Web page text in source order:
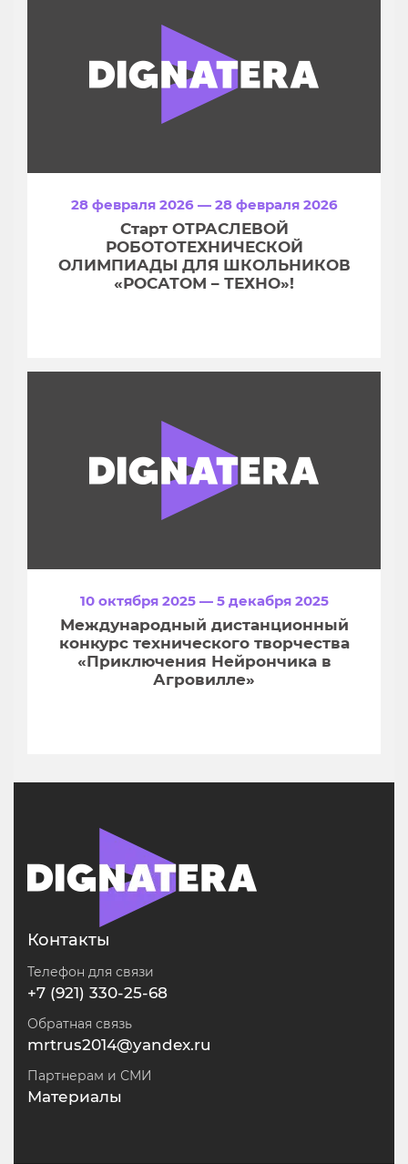
28 февраля 2026 — 28 февраля 2026
Старт ОТРАСЛЕВОЙ
РОБОТОТЕХНИЧЕСКОЙ
ОЛИМПИАДЫ ДЛЯ ШКОЛЬНИКОВ
«РОСАТОМ – ТЕХНО»!
10 октября 2025 — 5 декабря 2025
Международный дистанционный
конкурс технического творчества
«Приключения Нейрончика в
Агровилле»
Контакты
Телефон для связи
+7 (921) 330-25-68
Обратная связь
mrtrus2014@yandex.ru
Партнерам и СМИ
Материалы